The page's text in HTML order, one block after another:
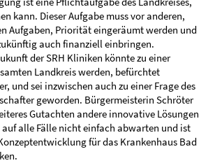
kann. Dieser Aufgabe muss vor anderen,
Aufgaben, Priorität eingeräumt werden und
auch finanziell einbringen.
der SRH Kliniken könnte zu einer
Landkreis werden, befürchtet
und sei inzwischen auch zu einer Frage des
geworden. Bürgermeisterin Schröter
Gutachten andere innovative Lösungen
alle Fälle nicht einfach abwarten und ist
für das Krankenhaus Bad